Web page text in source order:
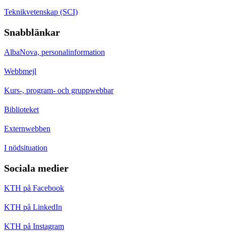
Teknikvetenskap (SCI)
Snabblänkar
AlbaNova, personalinformation
Webbmejl
Kurs-, program- och gruppwebbar
Biblioteket
Externwebben
I nödsituation
Sociala medier
KTH på Facebook
KTH på LinkedIn
KTH på Instagram